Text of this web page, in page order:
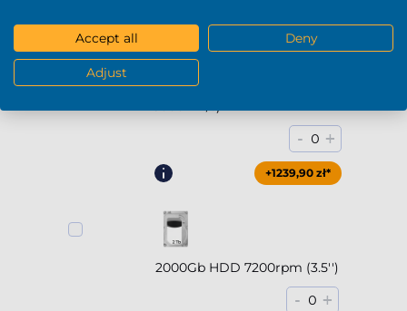
2000Gb SSD NVMe (do
- 0 +
+1239,90 zł*
2000Gb HDD 7200rpm (3.5'')
- 0 +
Accept all Deny
Adjust